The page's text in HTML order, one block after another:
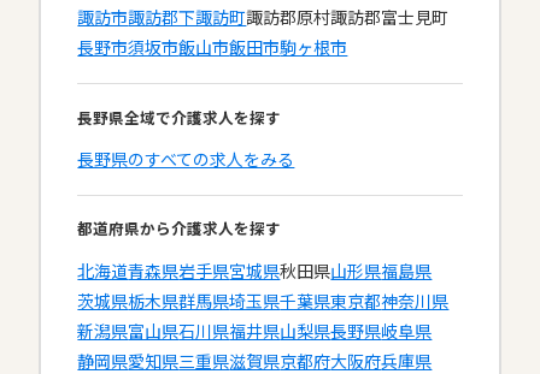
諏訪市諏訪郡下諏訪町諏訪郡原村諏訪郡富士見町
長野市須坂市飯山市飯田市駒ヶ根市
長野県全域で介護求人を探す
長野県のすべての求人をみる
都道府県から介護求人を探す
北海道青森県岩手県宮城県秋田県山形県福島県
茨城県栃木県群馬県埼玉県千葉県東京都神奈川県
新潟県富山県石川県福井県山梨県長野県岐阜県
静岡県愛知県三重県滋賀県京都府大阪府兵庫県